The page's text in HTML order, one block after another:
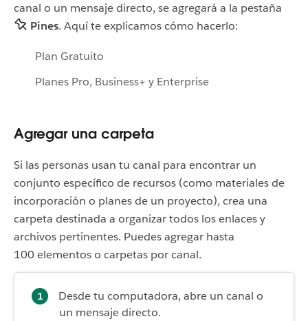
canal o un mensaje directo, se agregará a la pestaña
Pines. Aquí te explicamos cómo hacerlo:
Plan Gratuito
Planes Pro, Business+ y Enterprise
Agregar una carpeta
Si las personas usan tu canal para encontrar un
conjunto específico de recursos (como materiales de
incorporación o planes de un proyecto), crea una
carpeta destinada a organizar todos los enlaces y
archivos pertinentes. Puedes agregar hasta
100 elementos o carpetas por canal.
Desde tu computadora, abre un canal o
un mensaje directo.